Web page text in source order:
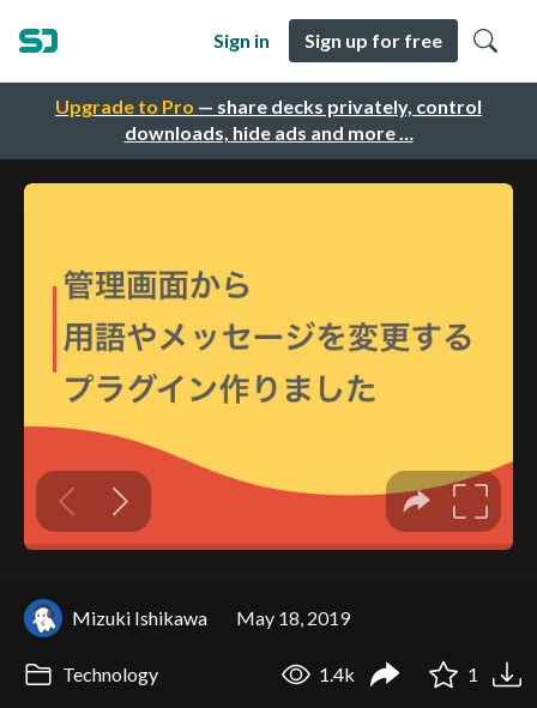
Upgrade to Pro — share decks privately, control
downloads, hide ads and more …
Sign in Sign up for free
Mizuki Ishikawa May 18, 2019
Technology 1.4k 1